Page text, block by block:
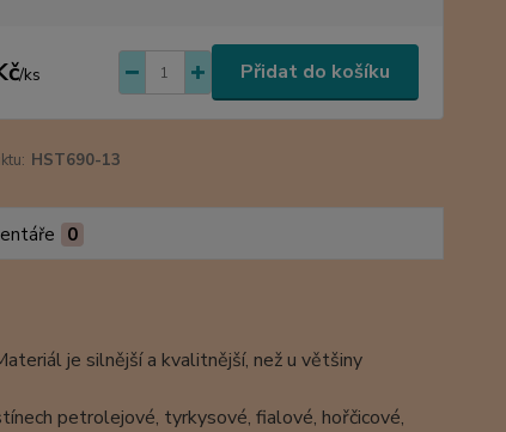
/ks Přidat do košíku
HST690-13
0
je silnější a kvalitnější, než u většiny
petrolejové, tyrkysové, fialové, hořčicové,